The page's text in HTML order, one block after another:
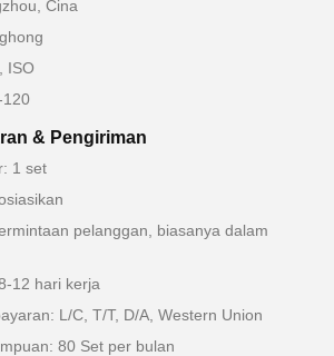
Cina
ISO
120
& Pengiriman
1 set
pelanggan, biasanya dalam
12 hari kerja
L/C, T/T, D/A, Western Union
80 Set per bulan